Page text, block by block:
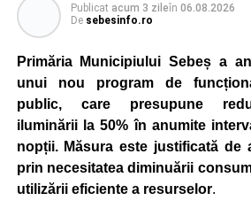
Publicat acum 3 zileîn 06.08.2026
De sebesinfo.ro
Primăria Municipiului Sebeș a
unui nou program de
public, care presupune
iluminării la 50% în anumite
nopții. Măsura este justificată de
prin necesitatea diminuării
utilizării eficiente a resurselor.